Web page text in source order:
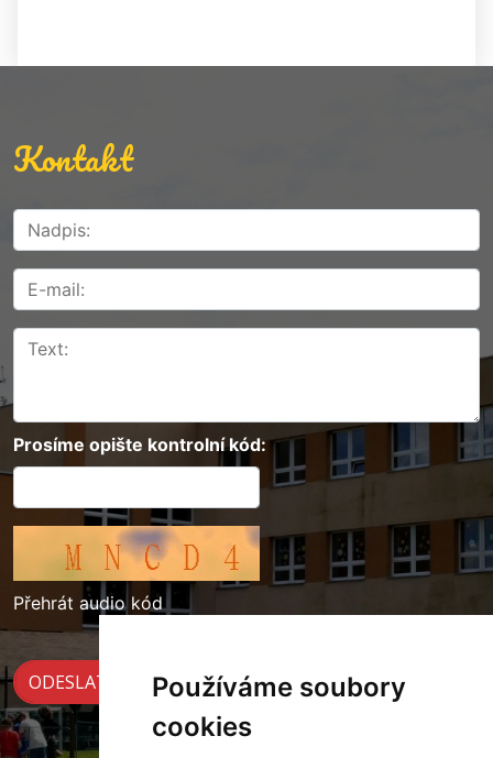
Používáme soubory
cookies
Kontakt
Prosíme opište kontrolní kód:
Přehrát audio kód